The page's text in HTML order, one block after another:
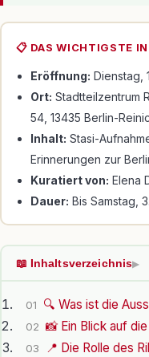
📋 DAS WICHTIGSTE
Eröffnung: Dienstag,
Ort: Stadtteilzentrum
54, 13435 Berlin-
Inhalt: Stasi-
Erinnerungen zur
Kuratiert von: Elena
Dauer: Bis Samstag,
📖 Inhaltsverzeichnis▶
01 🔍 Was ist die
02 📸 Ein Blick auf
03 📍 Die Rolle des